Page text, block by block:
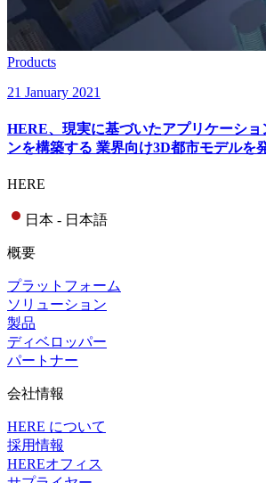
Products
21 January 2021
HERE、現実に基づいたアプリケーショ
ンを構築する 業界向け3D都市モデルを
HERE
日本 - 日本語
概要
プラットフォーム
ソリューション
製品
ディベロッパー
パートナー
会社情報
HERE について
採用情報
HEREオフィス